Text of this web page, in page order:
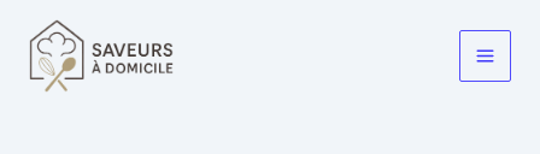
contenu
Main